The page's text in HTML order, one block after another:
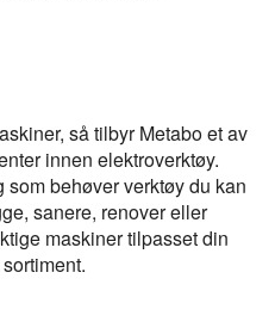
så tilbyr Metabo et av
innen elektroverktøy.
behøver verktøy du kan
sanere, renover eller
maskiner tilpasset din